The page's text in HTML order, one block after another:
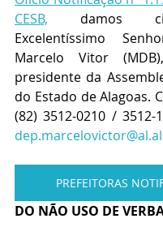
CESB, damos
Excelentíssimo
Marcelo Vitor
presidente da
do Estado de Alagoas.
(82) 3512-0210 / 3512-
PREFEITORAS
DO NÃO USO DE